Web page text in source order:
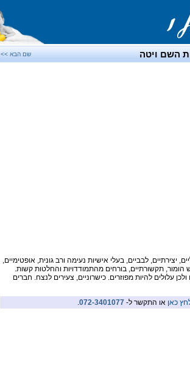
השם ויטה שם הבא >>
יצירתיים, לבביים, בעלי אישיות נעימה ורב גונית, אופטימיים,
הומור, תקשורתיים, בורחים מהתמודדויות והחלטות קשות.
עלולים להיות מפוזרים. כישרוניים, צעירים לנצח. חברים
כאן או התקשר ל- 072-3401077
.